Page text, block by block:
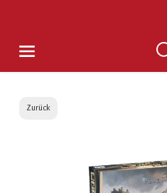
Zurück
Bildergalerie überspringen